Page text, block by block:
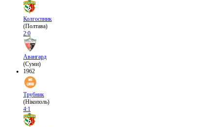
Колгоспник
(Полтава)
2:0
Авангард
(Суми)
1962
Трубник
(Нікополь)
4:1